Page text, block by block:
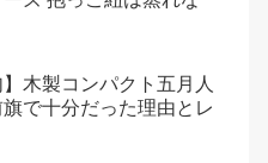
】木製コンパクト五月人
で十分だった理由とレ